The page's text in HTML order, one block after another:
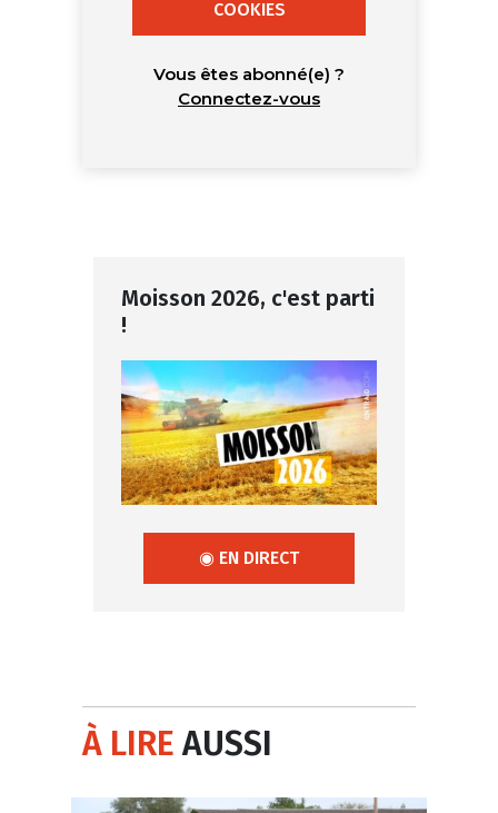
COOKIES
Vous êtes abonné(e) ?
Connectez-vous
Moisson 2026, c'est parti
!
◉ EN DIRECT
À LIREAUSSI